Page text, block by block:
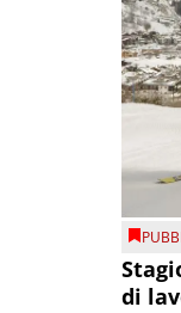
di